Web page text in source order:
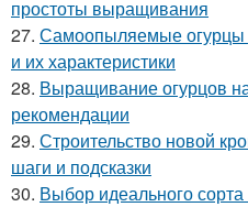
простоты выращивания
27. Самоопыляемые огурцы
и их характеристики
28. Выращивание огурцов
рекомендации
29. Строительство новой
шаги и подсказки
30. Выбор идеального